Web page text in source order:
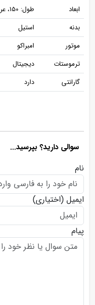
ابعاد
طول: 150، عرض: 80، ارتفاع: 85 سانتی متر
بدنه
استیل
موتور
امبراکو
ترموستات
دیجیتال
گارانتی
دارد
سوالی دارید؟ بپرسید...
نام
ایمیل (اختیاری)
پیام